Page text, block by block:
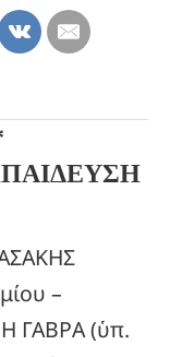
–
ΓΑΒΡΑ (ὑπ.